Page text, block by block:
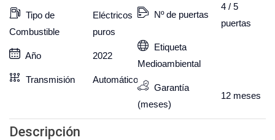
Tipo de
Combustible
Eléctricos
puros
Año 2022
Transmisión Automático
Nº de puertas
4 / 5
puertas
Etiqueta
Medioambiental
Garantía
(meses)
12 meses
Descripción